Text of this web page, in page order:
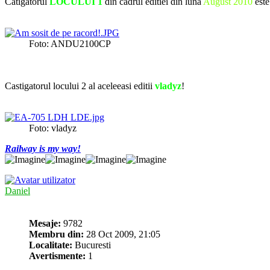
Foto: ANDU2100CP
Castigatorul locului 2 al aceleeasi editii vladyz!
Foto: vladyz
Railway is my way!
Daniel
Mesaje: 9782
Membru din: 28 Oct 2009, 21:05
Localitate: Bucuresti
Avertismente: 1